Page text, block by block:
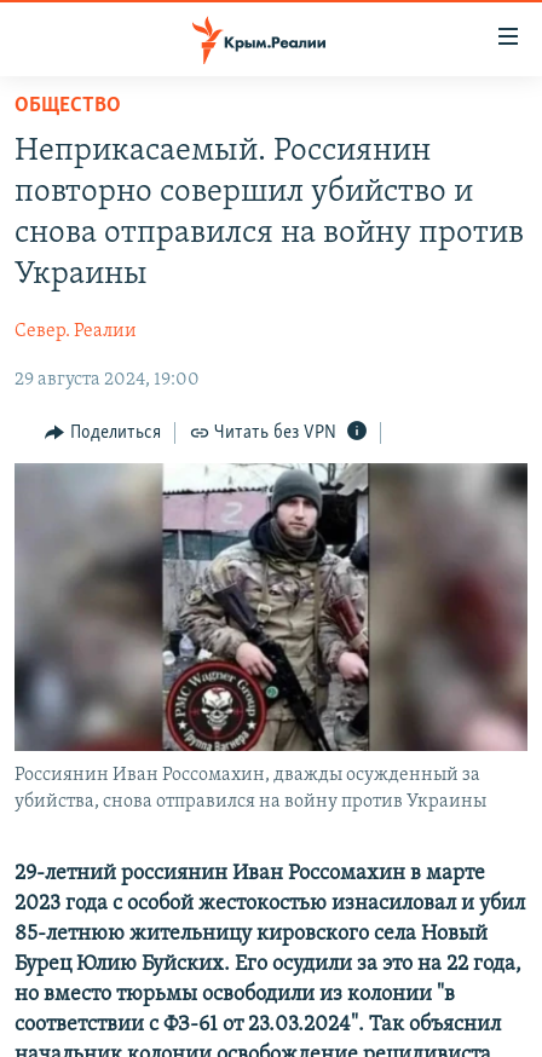
Вернуться
основному
содержанию
главной
Вернутся
СПЕЦПРОЕКТЫ
ИСТОРИЯ
ИНТЕРАКТИВ
ИНФОГРАФИКА
ТЕЛЕПРОЕКТ КРЫМ.РЕАЛИИ
СОВЕТЫ ПРАВОЗАЩИТНИКОВ
ПОБЕДИТЕЛЕЙ НЕ СУДЯТ?
КРЫМ.НЕПОКОРЕННЫЙ
УКРАИНСКАЯ ПРОБЛЕМА КРЫМА
РАДІО СВОБОДА
КАК ОБОЙТИ БЛОКИРОВКУ
Qırımtatar
ПРИСОЕДИНЯЙТЕСЬ!
Все сайты RFE/RL
ОБЩЕСТВО
Неприкасаемый. Россиянин
повторно совершил убийство и
снова отправился на войну против
Украины
Север. Реалии
29 августа 2024, 19:00
Поделиться Читать без VPN
Россиянин Иван Россомахин, дважды осужденный за
убийства, снова отправился на войну против Украины
29-летний россиянин Иван Россомахин в марте
2023 года с особой жестокостью изнасиловал и убил
85-летнюю жительницу кировского села Новый
Бурец Юлию Буйских. Его осудили за это на 22 года,
но вместо тюрьмы освободили из колонии "в
соответствии с ФЗ-61 от 23.03.2024". Так объяснил